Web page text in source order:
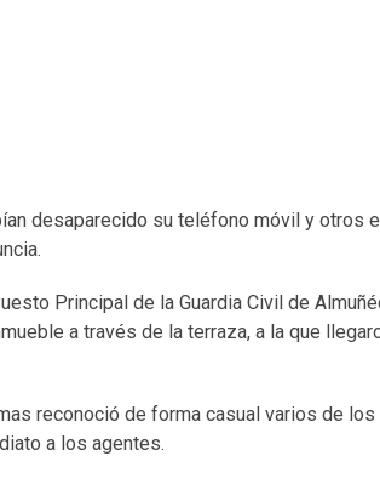
desaparecido su teléfono móvil y otros
Principal de la Guardia Civil de
a través de la terraza, a la que
reconoció de forma casual varios de
a los agentes.